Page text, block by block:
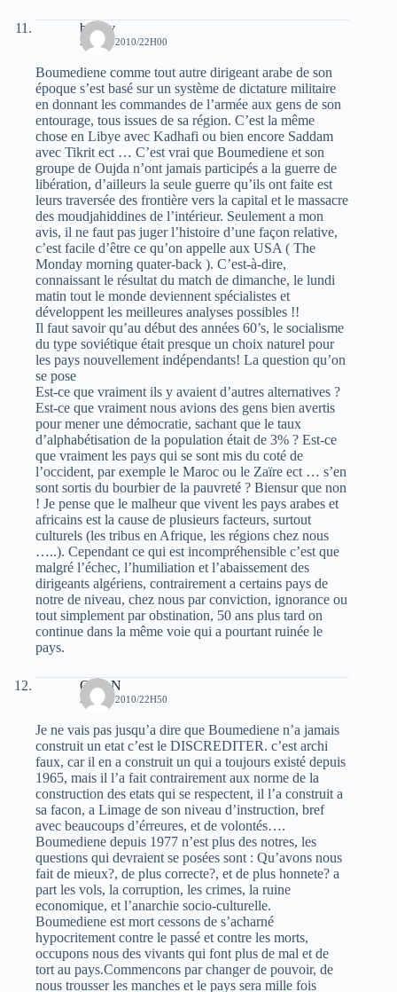
bouby
28 MAI 2010/22H00
Boumediene comme tout autre dirigeant arabe de son
époque s’est basé sur un système de dictature militaire
en donnant les commandes de l’armée aux gens de son
entourage, tous issues de sa région. C’est la même
chose en Libye avec Kadhafi ou bien encore Saddam
avec Tikrit ect … C’est vrai que Boumediene et son
groupe de Oujda n’ont jamais participés a la guerre de
libération, d’ailleurs la seule guerre qu’ils ont faite est
leurs traversée des frontière vers la capital et le massacre
des moudjahiddines de l’intérieur. Seulement a mon
avis, il ne faut pas juger l’histoire d’une façon relative,
c’est facile d’être ce qu’on appelle aux USA ( The
Monday morning quater-back ). C’est-à-dire,
connaissant le résultat du match de dimanche, le lundi
matin tout le monde deviennent spécialistes et
développent les meilleures analyses possibles !!
Il faut savoir qu’au début des années 60’s, le socialisme
du type soviétique était presque un choix naturel pour
les pays nouvellement indépendants! La question qu’on
se pose
Est-ce que vraiment ils y avaient d’autres alternatives ?
Est-ce que vraiment nous avions des gens bien avertis
pour mener une démocratie, sachant que le taux
d’alphabétisation de la population était de 3% ? Est-ce
que vraiment les pays qui se sont mis du coté de
l’occident, par exemple le Maroc ou le Zaïre ect … s’en
sont sortis du bourbier de la pauvreté ? Biensur que non
! Je pense que le malheur que vivent les pays arabes et
africains est la cause de plusieurs facteurs, surtout
culturels (les tribus en Afrique, les régions chez nous
…..). Cependant ce qui est incompréhensible c’est que
malgré l’échec, l’humiliation et l’abaissement des
dirigeants algériens, contrairement a certains pays de
notre de niveau, chez nous par conviction, ignorance ou
tout simplement par obstination, 50 ans plus tard on
continue dans la même voie qui a pourtant ruinée le
pays.
ORAN
28 MAI 2010/22H50
Je ne vais pas jusqu’a dire que Boumediene n’a jamais
construit un etat c’est le DISCREDITER. c’est archi
faux, car il en a construit un qui a toujours existé depuis
1965, mais il l’a fait contrairement aux norme de la
construction des etats qui se respectent, il l’a construit a
sa facon, a Limage de son niveau d’instruction, bref
avec beaucoups d’érreures, et de volontés….
Boumediene depuis 1977 n’est plus des notres, les
questions qui devraient se posées sont : Qu’avons nous
fait de mieux?, de plus correcte?, et de plus honnete? a
part les vols, la corruption, les crimes, la ruine
economique, et l’anarchie socio-culturelle.
Boumediene est mort cessons de s’acharné
hypocritement contre le passé et contre les morts,
occupons nous des vivants qui font plus de mal et de
tort au pays.Commencons par changer de pouvoir, de
nous trousser les manches et le pays sera mille fois